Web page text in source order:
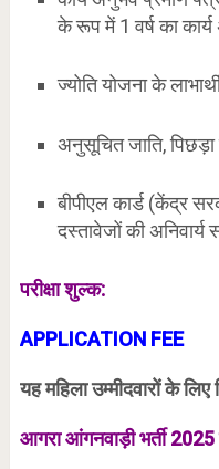
के रूप में 1 वर्ष का
ज्योति योजना के
अनुसूचित जाति,
बीपीएल कार्ड (केंद्र
दस्तावेजों की अनिवार्य
परीक्षा शुल्क:
APPLICATION FEE
यह महिला उम्मीदवारों के
आगरा आंगनवाड़ी भर्ती